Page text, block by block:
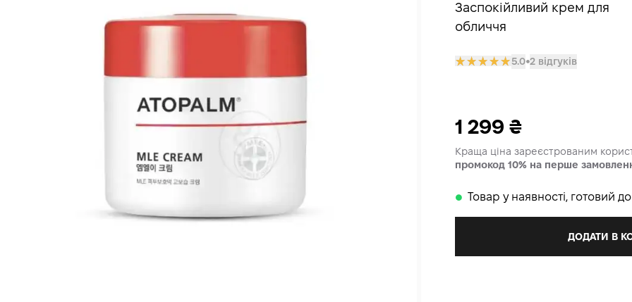
Заспокійливий крем для
обличчя
5.0𒊹2 відгуків
1 299₴
Краща ціна зареєстрованим
промокод 10% на перше
𒊹 Товар у наявності, готовий
ДОДАТИ В